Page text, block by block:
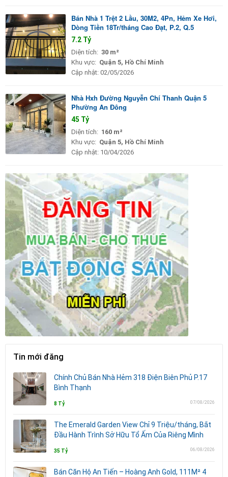
Bán Nhà 1 Trệt 2 Lầu, 30M2, 4Pn, Hẻm Xe Hơi,
Dòng Tiền 18Tr/tháng Cao Đạt, P.2, Q.5
7.2 Tỷ
Diện tích: 30 m²
Khu vực: Quận 5, Hồ Chí Minh
Cập nhật: 02/05/2026
Nhà Hxh Đường Nguyễn Chí Thanh Quận 5
Phường An Đông
45 Tỷ
Diện tích: 160 m²
Khu vực: Quận 5, Hồ Chí Minh
Cập nhật: 10/04/2026
Tin mới đăng
Chính Chủ Bán Nhà Hẻm 318 Điện Biên Phủ P.17
Bình Thạnh
8 Tỷ 07/08/2026
The Emerald Garden View Chỉ 9 Triệu/tháng, Bắt
Đầu Hành Trình Sở Hữu Tổ Ấm Của Riêng Mình
35 Tỷ 06/08/2026
Bán Căn Hộ An Tiến – Hoàng Anh Gold, 111M² 4